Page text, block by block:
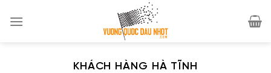
KHÁCH HÀNG HÀ TĨNH